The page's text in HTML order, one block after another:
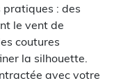
: des
le vent de
coutures
la silhouette.
avec votre